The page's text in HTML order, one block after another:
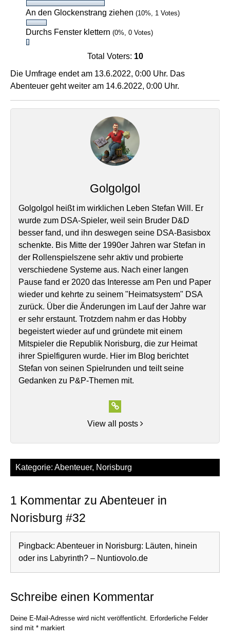
An den Glockenstrang ziehen (10%, 1 Votes)
Durchs Fenster klettern (0%, 0 Votes)
Total Voters: 10
Die Umfrage endet am 13.6.2022, 0:00 Uhr. Das
Abenteuer geht weiter am 14.6.2022, 0:00 Uhr.
Golgolgol
Golgolgol heißt im wirklichen Leben Stefan Will. Er
wurde zum DSA-Spieler, weil sein Bruder D&D
besser fand, und ihn deswegen seine DSA-Basisbox
schenkte. Bis Mitte der 1990er Jahren war Stefan in
der Rollenspielszene sehr aktiv und probierte
verschiedene Systeme aus. Nach einer langen
Pause fand er 2020 das Interesse am Pen und Paper
wieder und kehrte zu seinem "Heimatsystem" DSA
zurück. Über die Änderungen im Lauf der Jahre war
er sehr erstaunt. Trotzdem nahm er das Hobby
begeistert wieder auf und gründete mit einem
Mitspieler die Republik Norisburg, die zur Heimat
ihrer Spielfiguren wurde. Hier im Blog berichtet
Stefan von seinen Spielrunden und teilt seine
Gedanken zu P&P-Themen mit.
View all posts
Kategorie: Abenteuer, Norisburg
1 Kommentar zu Abenteuer in
Norisburg #32
Pingback: Abenteuer in Norisburg: Läuten, hinein
oder ins Labyrinth? – Nuntiovolo.de
Schreibe einen Kommentar
Deine E-Mail-Adresse wird nicht veröffentlicht. Erforderliche Felder
sind mit * markiert